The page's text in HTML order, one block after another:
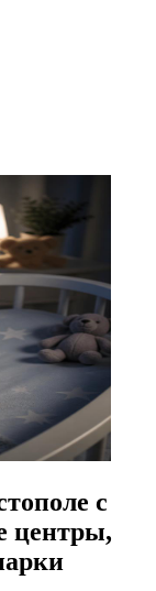
с
центры,